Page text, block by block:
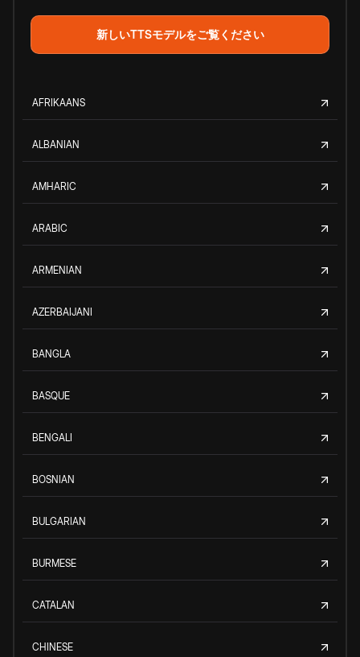
新しいTTSモデルをご覧ください
AFRIKAANS
ALBANIAN
AMHARIC
ARABIC
ARMENIAN
AZERBAIJANI
BANGLA
BASQUE
BENGALI
BOSNIAN
BULGARIAN
BURMESE
CATALAN
CHINESE